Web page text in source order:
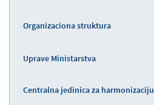
Organizaciona struktura
Uprave Ministarstva
Centralna jedinica za harmonizaciju